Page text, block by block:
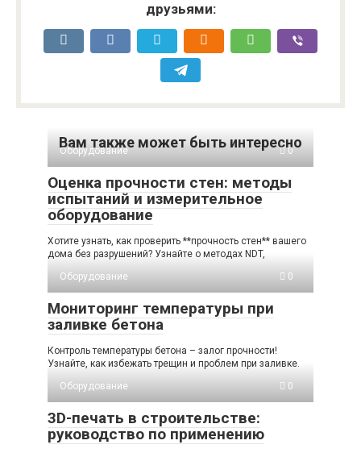
друзьями:
Вам также может быть интересно
Оборудование 0
Оценка прочности стен: методы
испытаний и измерительное
оборудование
Хотите узнать, как проверить **прочность стен** вашего
дома без разрушений? Узнайте о методах NDT,
Оборудование
0
Мониторинг температуры при
заливке бетона
Контроль температуры бетона – залог прочности!
Узнайте, как избежать трещин и проблем при заливке.
Оборудование
0
3D-печать в строительстве:
руководство по применению